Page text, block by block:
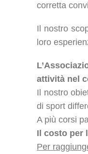
corretta
Il nostro
loro
attività nel
Il nostro
di sport
A più corsi
Il costo per
Per